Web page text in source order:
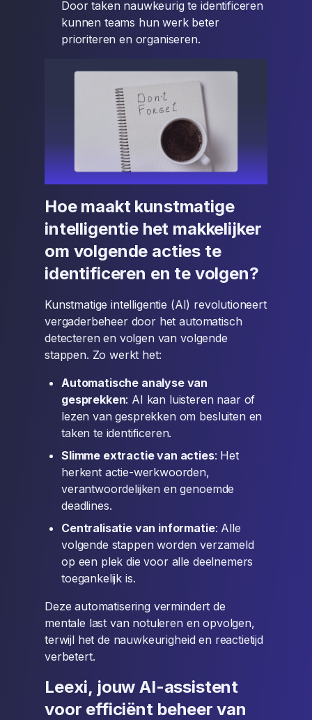
Door taken nauwkeurig te identificeren
kunnen teams hun werk beter
prioriteren en organiseren.
Hoe maakt kunstmatige
intelligentie het makkelijker
om volgende acties te
identificeren en te volgen?
Kunstmatige intelligentie (AI) revolutioneert
vergaderbeheer door het automatisch
detecteren en volgen van volgende
stappen. Zo werkt het:
Automatische analyse van
gesprekken: AI kan luisteren naar of
lezen van gesprekken om besluiten en
taken te identificeren.
Slimme extractie van acties: Het
herkent actie-werkwoorden,
verantwoordelijken en genoemde
deadlines.
Centralisatie van informatie: Alle
volgende stappen worden verzameld
op een plek die voor alle deelnemers
toegankelijk is.
Deze automatisering vermindert de
mentale last van notuleren en opvolgen,
terwijl het de nauwkeurigheid en reactietijd
verbetert.
Leexi, jouw AI-assistent
voor efficiënt beheer van